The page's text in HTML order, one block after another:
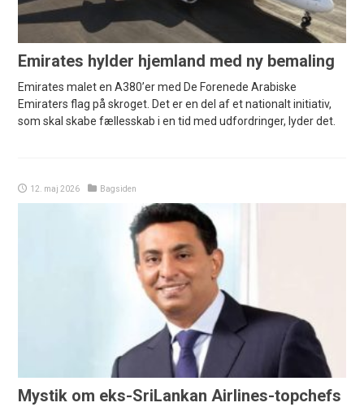
Emirates hylder hjemland med ny bemaling
Emirates malet en A380’er med De Forenede Arabiske
Emiraters flag på skroget. Det er en del af et nationalt initiativ,
som skal skabe fællesskab i en tid med udfordringer, lyder det.
12. maj 2026 Bagsiden
Mystik om eks-SriLankan Airlines-topchefs